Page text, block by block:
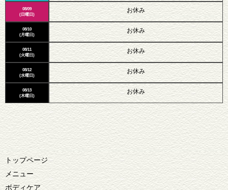
08/09
(日曜日)
08/10
(月曜日)
08/11
(火曜日)
08/12
(水曜日)
08/13
(木曜日)
お休み
お休み
お休み
お休み
お休み
トップページ
メニュー
ボディケア